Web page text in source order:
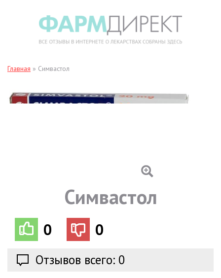
Главная » Симвастол
Симвастол
0 0
Отзывов всего: 0